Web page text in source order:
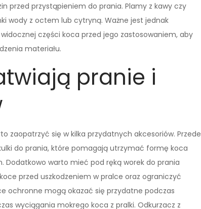
przed przystąpieniem do prania. Plamy z kawy czy
wody z octem lub cytryną. Ważne jest jednak
części koca przed jego zastosowaniem, aby
materiału.
pranie i
zaopatrzyć się w kilka przydatnych akcesoriów. Przede
do prania, które pomagają utrzymać formę koca
Dodatkowo warto mieć pod ręką worek do prania
przed uszkodzeniem w pralce oraz ograniczyć
ochronne mogą okazać się przydatne podczas
wyciągania mokrego koca z pralki. Odkurzacz z